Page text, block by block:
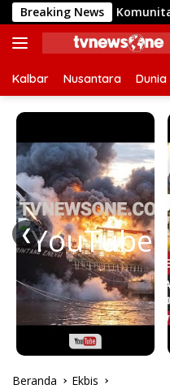
Langsung
ke
konten
Breaking NewsKomunitas Kreatif
Kalbar Nusantara Dunia
❮
Beranda Ekbis